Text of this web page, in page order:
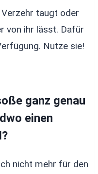
taugt oder
von ihr lässt. Dafür
Nutze sie!
ganz genau
einen
nicht mehr für den